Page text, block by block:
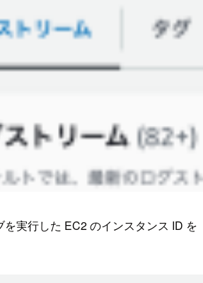
実行した EC2 のインスタンス ID を